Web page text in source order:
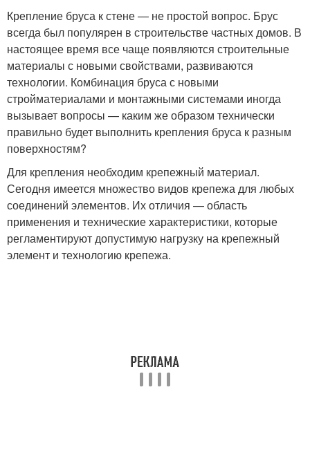
Крепление бруса к стене — не простой вопрос. Брус
всегда был популярен в строительстве частных домов. В
настоящее время все чаще появляются строительные
материалы с новыми свойствами, развиваются
технологии. Комбинация бруса с новыми
стройматериалами и монтажными системами иногда
вызывает вопросы — каким же образом технически
правильно будет выполнить крепления бруса к разным
поверхностям?
Для крепления необходим крепежный материал.
Сегодня имеется множество видов крепежа для любых
соединений элементов. Их отличия — область
применения и технические характеристики, которые
регламентируют допустимую нагрузку на крепежный
элемент и технологию крепежа.